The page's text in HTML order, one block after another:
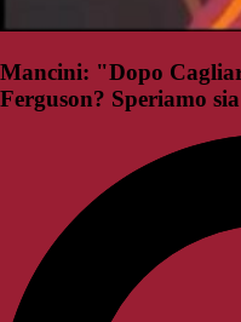
Mancini: "Dopo
Ferguson? Speriamo